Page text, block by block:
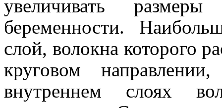
увеличивать
беременности.
слой, волокна которого
круговом
внутреннем слоях